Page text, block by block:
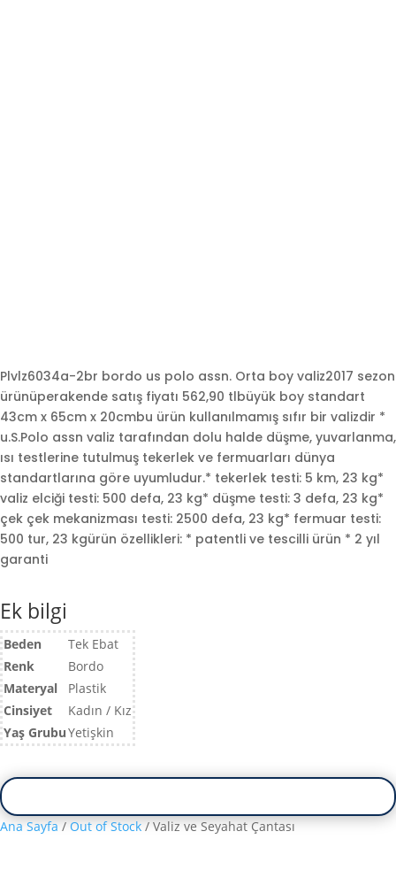
Plvlz6034a-2br bordo us polo assn. Orta boy valiz2017 sezon
ürünüperakende satış fiyatı 562,90 tlbüyük boy standart
43cm x 65cm x 20cmbu ürün kullanılmamış sıfır bir valizdir *
u.S.Polo assn valiz tarafından dolu halde düşme, yuvarlanma,
ısı testlerine tutulmuş tekerlek ve fermuarları dünya
standartlarına göre uyumludur.* tekerlek testi: 5 km, 23 kg*
valiz elciği testi: 500 defa, 23 kg* düşme testi: 3 defa, 23 kg*
çek çek mekanizması testi: 2500 defa, 23 kg* fermuar testi:
500 tur, 23 kgürün özellikleri: * patentli ve tescilli ürün * 2 yıl
garanti
Ek bilgi
Beden
Tek Ebat
Renk
Bordo
Materyal
Plastik
Cinsiyet
Kadın / Kız
Yaş GrubuYetişkin
Ana Sayfa/Out of Stock/ Valiz ve Seyahat Çantası